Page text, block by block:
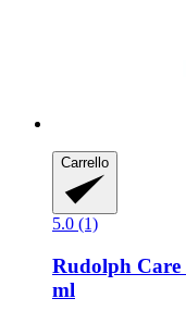
Carrello
5.0 (1)
Rudolph Care
ml